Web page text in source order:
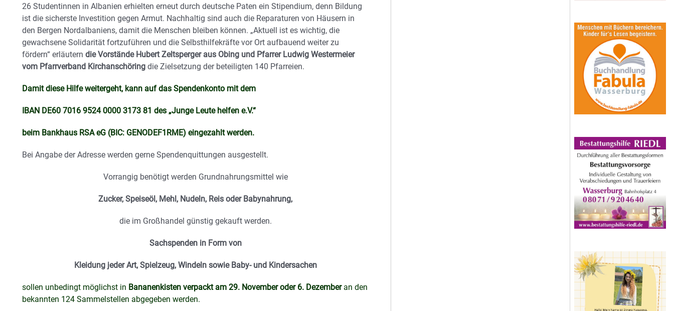
26 Studentinnen in Albanien erhielten erneut durch deutsche Paten ein Stipendium, denn Bildung
ist die sicherste Investition gegen Armut. Nachhaltig sind auch die Reparaturen von Häusern in
den Bergen Nordalbaniens, damit die Menschen bleiben können. „Aktuell ist es wichtig, die
gewachsene Solidarität fortzuführen und die Selbsthilfekräfte vor Ort aufbauend weiter zu
fördern“ erläutern die Vorstände Hubert Zeltsperger aus Obing und Pfarrer Ludwig Westermeier
vom Pfarrverband Kirchanschöring die Zielsetzung der beteiligten 140 Pfarreien.
Damit diese Hilfe weitergeht, kann auf das Spendenkonto mit dem
IBAN DE60 7016 9524 0000 3173 81 des „Junge Leute helfen e.V.“
beim Bankhaus RSA eG (BIC: GENODEF1RME) eingezahlt werden.
Bei Angabe der Adresse werden gerne Spendenquittungen ausgestellt.
Vorrangig benötigt werden Grundnahrungsmittel wie
Zucker, Speiseöl, Mehl, Nudeln, Reis oder Babynahrung,
die im Großhandel günstig gekauft werden.
Sachspenden in Form von
Kleidung jeder Art, Spielzeug, Windeln sowie Baby- und Kindersachen
sollen unbedingt möglichst in Bananenkisten verpackt am 29. November oder 6. Dezemberan den
bekannten 124 Sammelstellen abgegeben werden.